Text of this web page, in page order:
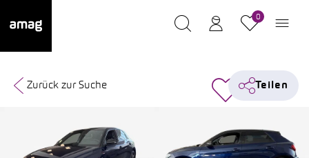
0
Zurück zur Suche Teilen